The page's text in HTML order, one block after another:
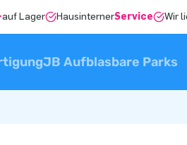
auf Lager HausinternerService Wir
JB Aufblasbare Parks